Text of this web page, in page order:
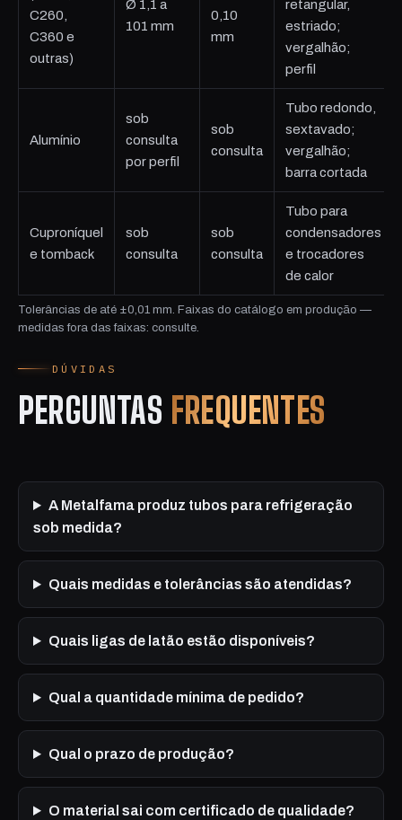
C260,
C360 e
outras)
Ø 1,1 a
101 mm
0,10
mm
retangular,
estriado;
vergalhão;
perfil
Alumínio
sob
consulta
por perfil
sob
consulta
Tubo redondo,
sextavado;
vergalhão;
barra cortada
Cuproníquel
e tomback
sob
consulta
sob
consulta
Tubo para
condensadores
e trocadores
de calor
Tolerâncias de até ±0,01 mm. Faixas do catálogo em produção —
medidas fora das faixas: consulte.
DÚVIDAS
PERGUNTAS FREQUENTES
A Metalfama produz tubos para refrigeração
sob medida?
Quais medidas e tolerâncias são atendidas?
Quais ligas de latão estão disponíveis?
Qual a quantidade mínima de pedido?
Qual o prazo de produção?
O material sai com certificado de qualidade?